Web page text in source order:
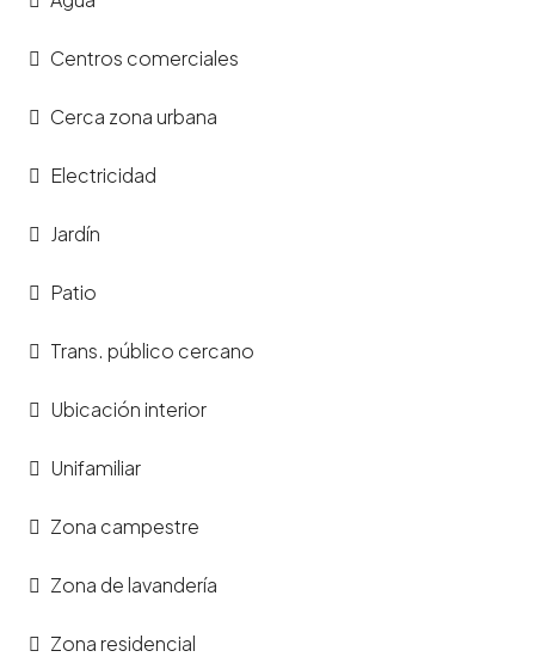
Centros comerciales
Cerca zona urbana
Electricidad
Jardín
Patio
Trans. público cercano
Ubicación interior
Unifamiliar
Zona campestre
Zona de lavandería
Zona residencial